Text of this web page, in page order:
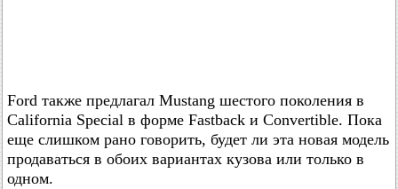
Ford также предлагал Mustang шестого поколения в
California Special в форме Fastback и Convertible. Пока
еще слишком рано говорить, будет ли эта новая модель
продаваться в обоих вариантах кузова или только в
одном.